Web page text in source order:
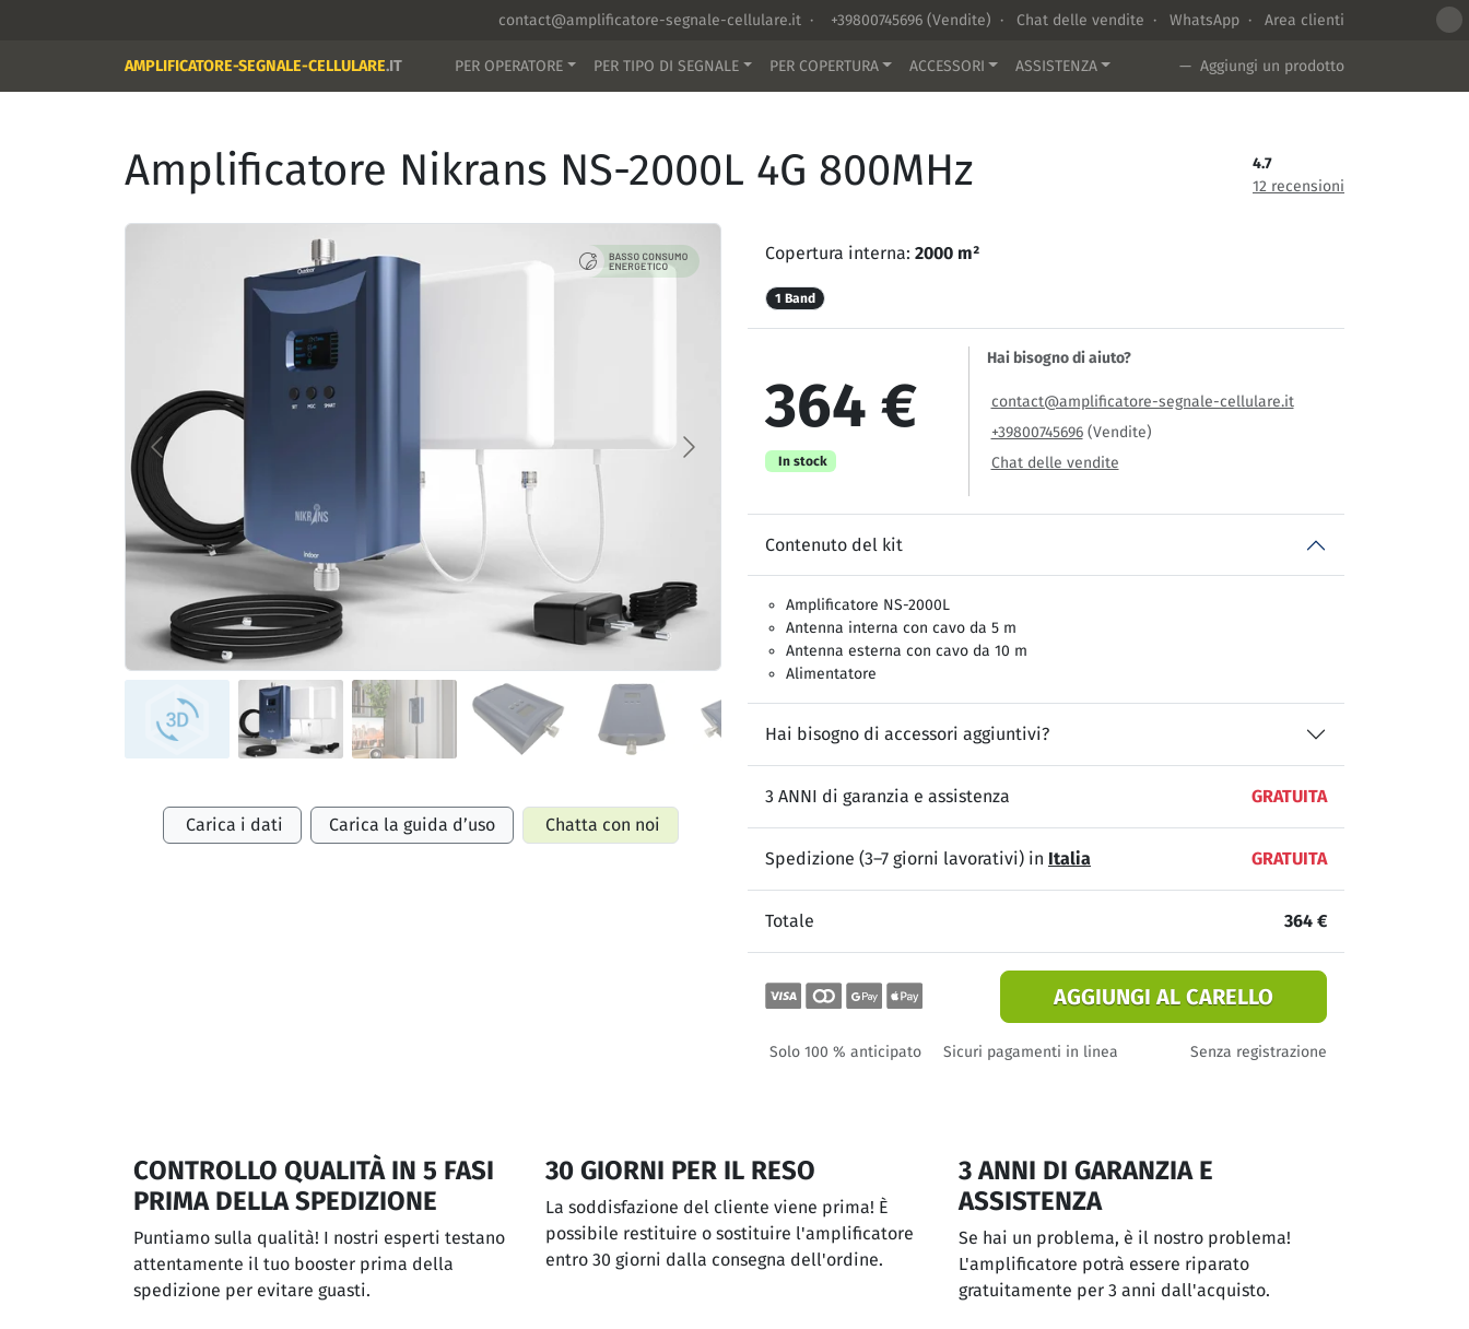
contact@amplificatore-segnale-cellulare.it · +39800745696 (Vendite) · Chat delle vendite · WhatsApp · Area clienti
AMPLIFICATORE-SEGNALE-CELLULARE.IT PER OPERATORE PER TIPO DI SEGNALE PER COPERTURA ACCESSORI ASSISTENZA — Aggiungi un prodotto
Amplificatore Nikrans NS-2000L 4G 800MHz
4.7
12 recensioni
Carica i dati Carica la guida d’uso Chatta con noi
Copertura interna: 2000 m²
1 Band
364 €
In stock
Hai bisogno di aiuto?
contact@amplificatore-segnale-cellulare.it
+39800745696(Vendite)
Chat delle vendite
Contenuto del kit
Amplificatore NS-2000L
Antenna interna con cavo da 5 m
Antenna esterna con cavo da 10 m
Alimentatore
Hai bisogno di accessori aggiuntivi?
3 ANNI di garanzia e assistenza GRATUITA
Spedizione (3–7 giorni lavorativi) in Italia GRATUITA
Totale 364 €
AGGIUNGI AL CARELLO
Solo 100 % anticipato Sicuri pagamenti in linea Senza registrazione
CONTROLLO QUALITÀ IN 5 FASI
PRIMA DELLA SPEDIZIONE
Puntiamo sulla qualità! I nostri esperti testano
attentamente il tuo booster prima della
spedizione per evitare guasti.
30 GIORNI PER IL RESO
La soddisfazione del cliente viene prima! È
possibile restituire o sostituire l'amplificatore
entro 30 giorni dalla consegna dell'ordine.
3 ANNI DI GARANZIA E
ASSISTENZA
Se hai un problema, è il nostro problema!
L'amplificatore potrà essere riparato
gratuitamente per 3 anni dall'acquisto.